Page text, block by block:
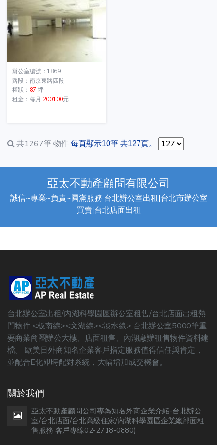
辦公室編號：1869
路段：南京東路四段
權狀： 87 坪
租金：每月 200100元
共1267筆 物件 每頁顯示10筆 共127頁。
亞太不動產顧問有限公司
誠信~專業~負責~圓滿服務 台北辦公室出租|台北市辦公室
買賣|台北店面出租
台北辦公室出租/內湖科學園區辦公室租售/台北店面出租熱
門物件 <板南線><文湖線><淡水線> 台北辦公室5000筆重
要商業商圈辦公大樓、店面租售、內湖廠辦租售物件資料建
檔。 歐美日外商知名企業客戶指定服務值得信任與肯定，
並配合E化即時配對系統，大幅增加成交機會。
關於我們
亞太不動產顧問公司專為知名外商企業介紹-台北辦公
室/台北店面/台北高級住家/內湖科學園區企業總部面租
售服務 客戶專線02-2718-0880)